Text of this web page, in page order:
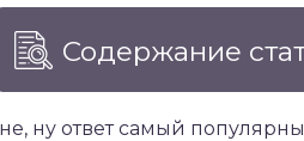
Содержание
ну ответ самый